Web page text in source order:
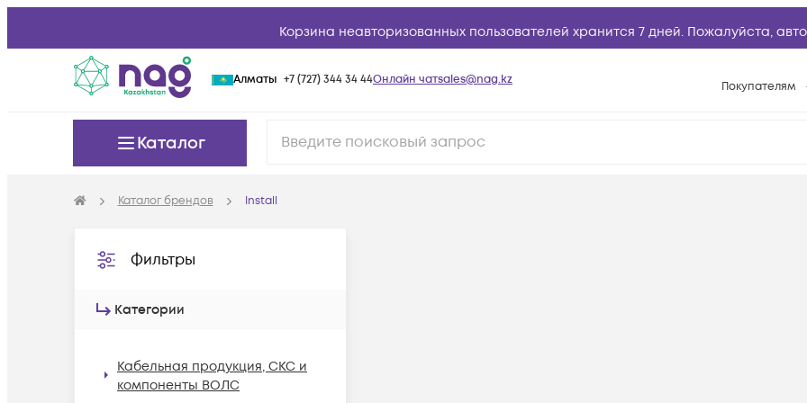
Корзина неавторизованных пользователей хранится 7 дней. Пожалуйста,
Алматы +7 (727) 344 34 44Онлайн чатsales@nag.kz Покупателям
Каталог
Каталог брендов Install
Фильтры
Категории
Кабельная продукция, СКС и
компоненты ВОЛС